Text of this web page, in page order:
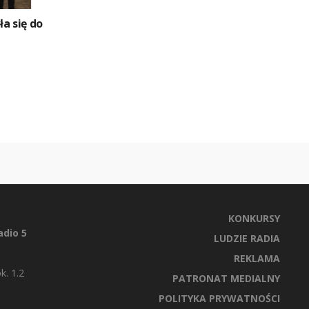
się do
5
1.2
KONKURSY
LUDZIE RADIA
REKLAMA
PATRONAT MEDIALNY
POLITYKA PRYWATNOŚCI